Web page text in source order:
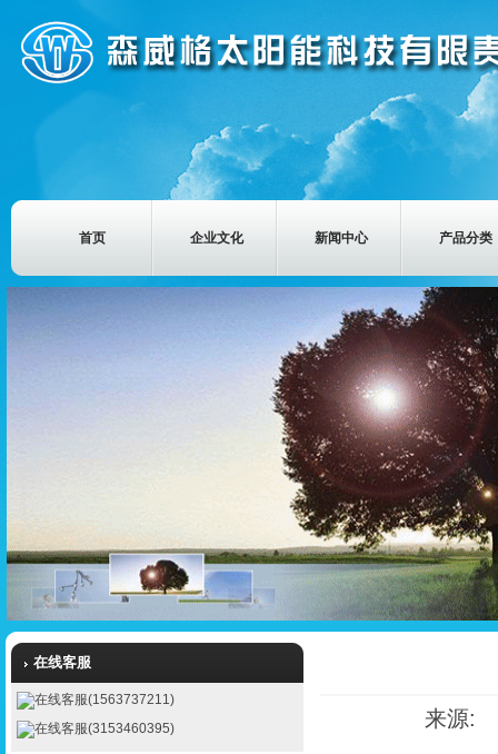
首页 企业文化 新闻中心 产品分类
来源:
在线客服
在线客服(1563737211)
在线客服(3153460395)